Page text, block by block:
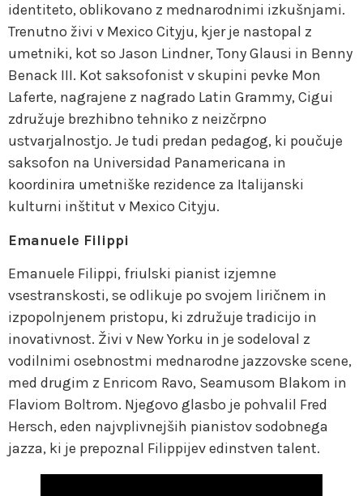
identiteto, oblikovano z mednarodnimi izkušnjami.
Trenutno živi v Mexico Cityju, kjer je nastopal z
umetniki, kot so Jason Lindner, Tony Glausi in Benny
Benack III. Kot saksofonist v skupini pevke Mon
Laferte, nagrajene z nagrado Latin Grammy, Cigui
združuje brezhibno tehniko z neizčrpno
ustvarjalnostjo. Je tudi predan pedagog, ki poučuje
saksofon na Universidad Panamericana in
koordinira umetniške rezidence za Italijanski
kulturni inštitut v Mexico Cityju.
Emanuele Filippi
Emanuele Filippi, friulski pianist izjemne
vsestranskosti, se odlikuje po svojem liričnem in
izpopolnjenem pristopu, ki združuje tradicijo in
inovativnost. Živi v New Yorku in je sodeloval z
vodilnimi osebnostmi mednarodne jazzovske scene,
med drugim z Enricom Ravo, Seamusom Blakom in
Flaviom Boltrom. Njegovo glasbo je pohvalil Fred
Hersch, eden najvplivnejših pianistov sodobnega
jazza, ki je prepoznal Filippijev edinstven talent.